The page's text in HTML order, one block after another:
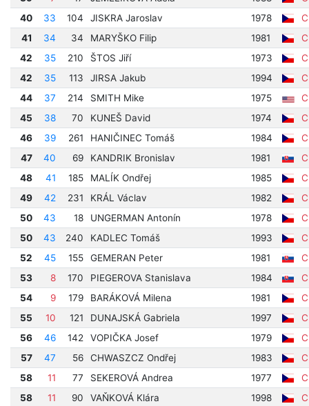
40
33 104 JISKRA Jaroslav 1978
41
34 34 MARYŠKO Filip 1981
42
35 210 ŠTOS Jiří 1973
42
35 113 JIRSA Jakub 1994
44
37 214 SMITH Mike 1975
45
38 70 KUNEŠ David 1974
46
39 261 HANIČINEC Tomáš 1984
47
40 69 KANDRIK Bronislav 1981
48
41 185 MALÍK Ondřej 1985
49
42 231 KRÁL Václav 1982
50
43 18 UNGERMAN Antonín 1978
50
43 240 KADLEC Tomáš 1993
52
45 155 GEMERAN Peter 1981
53
8 170 PIEGEROVA Stanislava 1984
54
9 179 BARÁKOVÁ Milena 1981
55
10 121 DUNAJSKÁ Gabriela 1997
56
46 142 VOPIČKA Josef 1979
57
47 56 CHWASZCZ Ondřej 1983
58
11 77 SEKEROVÁ Andrea 1977
58
11 90 VAŇKOVÁ Klára 1998